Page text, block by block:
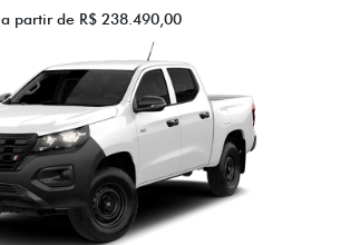
a partir de R$ 238.490,00